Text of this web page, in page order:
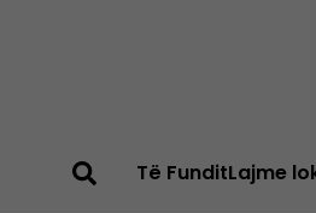
Të FunditLajme